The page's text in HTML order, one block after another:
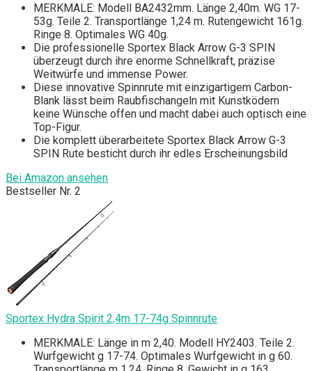
MERKMALE: Modell BA2432mm. Länge 2,40m. WG 17-
53g. Teile 2. Transportlänge 1,24 m. Rutengewicht 161g.
Ringe 8. Optimales WG 40g.
Die professionelle Sportex Black Arrow G-3 SPIN
überzeugt durch ihre enorme Schnellkraft, präzise
Weitwürfe und immense Power.
Diese innovative Spinnrute mit einzigartigem Carbon-
Blank lässt beim Raubfischangeln mit Kunstködern
keine Wünsche offen und macht dabei auch optisch eine
Top-Figur.
Die komplett überarbeitete Sportex Black Arrow G-3
SPIN Rute besticht durch ihr edles Erscheinungsbild
Bei Amazon ansehen
Bestseller Nr. 2
Sportex Hydra Spirit 2,4m 17-74g Spinnrute
MERKMALE: Länge in m 2,40. Modell HY2403. Teile 2.
Wurfgewicht g 17-74. Optimales Wurfgewicht in g 60.